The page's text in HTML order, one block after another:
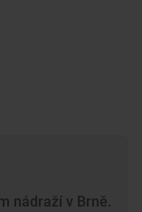
nádraží v Brně.